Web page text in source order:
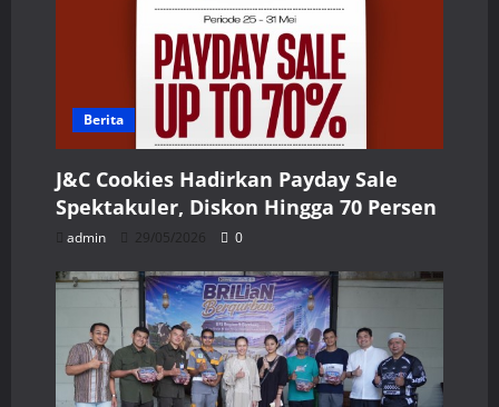
Berita
J&C Cookies Hadirkan Payday Sale
Spektakuler, Diskon Hingga 70 Persen
admin 29/05/2026 0